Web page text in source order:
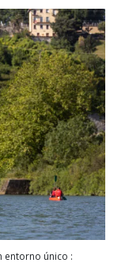
entorno único :